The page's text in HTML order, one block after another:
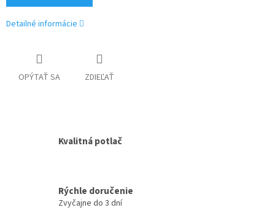
Detailné informácie
OPÝTAŤ SA ZDIEĽAŤ
Kvalitná potlač
Rýchle doručenie
Zvyčajne do 3 dní